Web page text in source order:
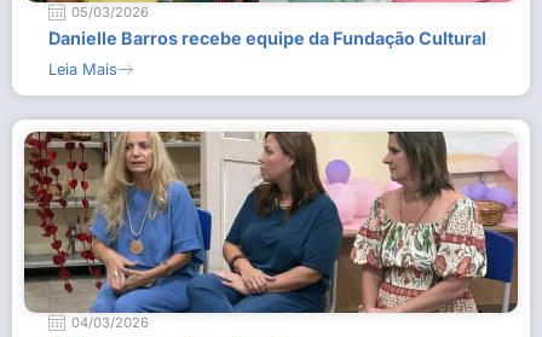
05/03/2026
Danielle Barros recebe equipe da Fundação Cultural
Leia Mais
04/03/2026